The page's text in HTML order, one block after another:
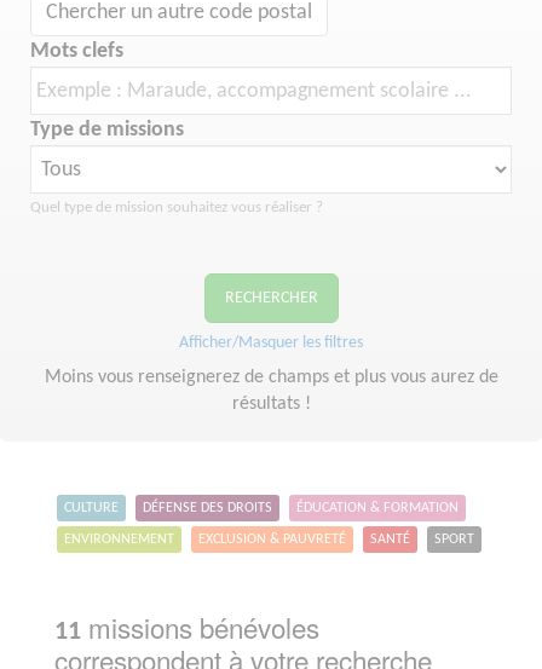
Chercher un autre code postal
Mots clefs
Type de missions
Quel type de mission souhaitez vous réaliser ?
RECHERCHER
Afficher/Masquer les filtres
Moins vous renseignerez de champs et plus vous aurez de
résultats !
CULTURE DÉFENSE DES DROITS ÉDUCATION & FORMATION
ENVIRONNEMENT EXCLUSION & PAUVRETÉ SANTÉ SPORT
11 missions bénévoles
correspondent à votre recherche